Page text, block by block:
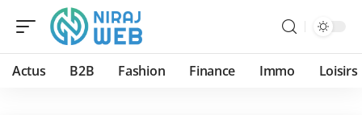
Actus B2B Fashion Finance Immo Loisirs